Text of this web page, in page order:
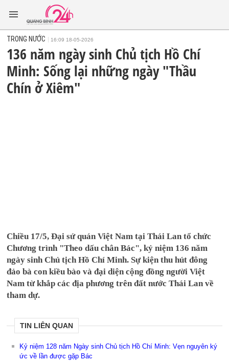
TRONG NƯỚC 16:09 18-05-2026
136 năm ngày sinh Chủ tịch Hồ Chí
Minh: Sống lại những ngày "Thầu
Chín ở Xiêm"
Chiều 17/5, Đại sứ quán Việt Nam tại Thái Lan tổ chức
Chương trình "Theo dấu chân Bác", kỷ niệm 136 năm
ngày sinh Chủ tịch Hồ Chí Minh. Sự kiện thu hút đông
đảo bà con kiều bào và đại diện cộng đồng người Việt
Nam từ khắp các địa phương trên đất nước Thái Lan về
tham dự.
TIN LIÊN QUAN
Kỷ niệm 128 năm Ngày sinh Chủ tịch Hồ Chí Minh: Vẹn nguyên ký
ức về lần được gặp Bác